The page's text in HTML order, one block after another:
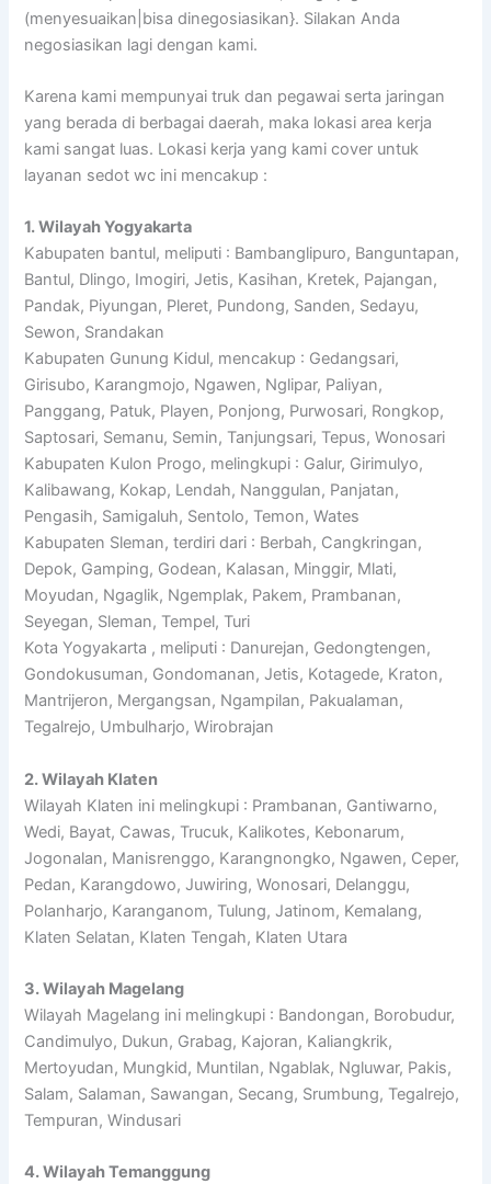
(menyesuaikan|bisa dinegosiasikan}. Silakan Anda
negosiasikan lagi dengan kami.
Karena kami mempunyai truk dan pegawai serta jaringan
yang berada di berbagai daerah, maka lokasi area kerja
kami sangat luas. Lokasi kerja yang kami cover untuk
layanan sedot wc ini mencakup :
1. Wilayah Yogyakarta
Kabupaten bantul, meliputi : Bambanglipuro, Banguntapan,
Bantul, Dlingo, Imogiri, Jetis, Kasihan, Kretek, Pajangan,
Pandak, Piyungan, Pleret, Pundong, Sanden, Sedayu,
Sewon, Srandakan
Kabupaten Gunung Kidul, mencakup : Gedangsari,
Girisubo, Karangmojo, Ngawen, Nglipar, Paliyan,
Panggang, Patuk, Playen, Ponjong, Purwosari, Rongkop,
Saptosari, Semanu, Semin, Tanjungsari, Tepus, Wonosari
Kabupaten Kulon Progo, melingkupi : Galur, Girimulyo,
Kalibawang, Kokap, Lendah, Nanggulan, Panjatan,
Pengasih, Samigaluh, Sentolo, Temon, Wates
Kabupaten Sleman, terdiri dari : Berbah, Cangkringan,
Depok, Gamping, Godean, Kalasan, Minggir, Mlati,
Moyudan, Ngaglik, Ngemplak, Pakem, Prambanan,
Seyegan, Sleman, Tempel, Turi
Kota Yogyakarta , meliputi : Danurejan, Gedongtengen,
Gondokusuman, Gondomanan, Jetis, Kotagede, Kraton,
Mantrijeron, Mergangsan, Ngampilan, Pakualaman,
Tegalrejo, Umbulharjo, Wirobrajan
2. Wilayah Klaten
Wilayah Klaten ini melingkupi : Prambanan, Gantiwarno,
Wedi, Bayat, Cawas, Trucuk, Kalikotes, Kebonarum,
Jogonalan, Manisrenggo, Karangnongko, Ngawen, Ceper,
Pedan, Karangdowo, Juwiring, Wonosari, Delanggu,
Polanharjo, Karanganom, Tulung, Jatinom, Kemalang,
Klaten Selatan, Klaten Tengah, Klaten Utara
3. Wilayah Magelang
Wilayah Magelang ini melingkupi : Bandongan, Borobudur,
Candimulyo, Dukun, Grabag, Kajoran, Kaliangkrik,
Mertoyudan, Mungkid, Muntilan, Ngablak, Ngluwar, Pakis,
Salam, Salaman, Sawangan, Secang, Srumbung, Tegalrejo,
Tempuran, Windusari
4. Wilayah Temanggung